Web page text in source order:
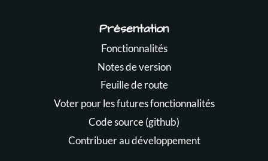
Présentation
Fonctionnalités
Notes de version
Feuille de route
Voter pour les futures fonctionnalités
Code source (github)
Contribuer au développement